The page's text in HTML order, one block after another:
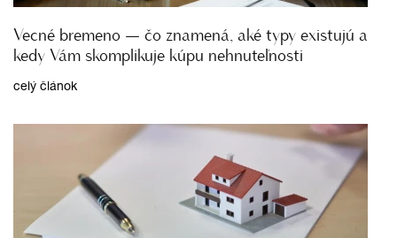
Vecné bremeno — čo znamená, aké typy existujú a
kedy Vám skomplikuje kúpu nehnuteľnosti
celý článok